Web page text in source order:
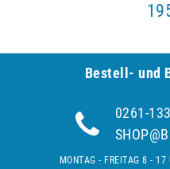
Bestell- und
0261-
MONTAG - FREITAG 8 -